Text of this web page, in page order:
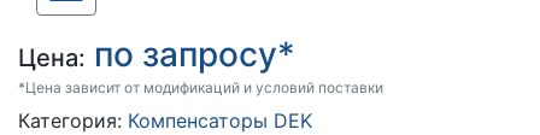
Цена: по запросу*
*Цена зависит от модификаций и условий поставки
Категория: Компенсаторы DEK